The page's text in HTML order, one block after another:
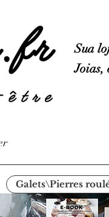
Sua
Joias,
Galets\Pierres